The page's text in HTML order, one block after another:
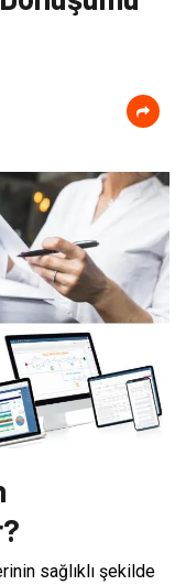
sağlıklı şekilde